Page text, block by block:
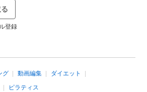
登録
グ 動画編集
ダイエット
ピラティス